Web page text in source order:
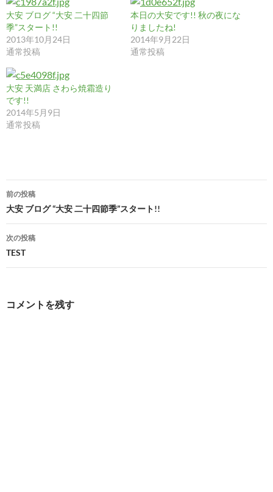
大安 ブログ “大安 二十四節
季”スタート!!
2013年10月24日
通常投稿
本日の大安です!! 秋の夜にな
りましたね!
2014年9月22日
通常投稿
大安 天満店 さわら焼霜造り
です!!
2014年5月9日
通常投稿
投
稿
ナ
ビ
ゲ
前の投稿
大安 ブログ “大安 二十四節季”スタート!!
次の投稿
TEST
コメントを残す